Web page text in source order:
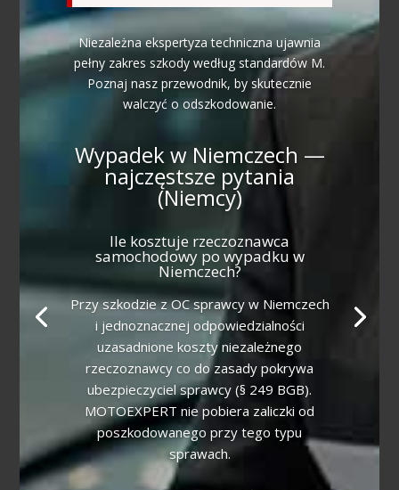
Niezależna ekspertyza techniczna ujawnia
pełny zakres szkody według standardów M.
Poznaj nasz przewodnik, by skutecznie
walczyć o odszkodowanie.
Wypadek w Niemczech —
najczęstsze pytania
(Niemcy)
Ile kosztuje rzeczoznawca
samochodowy po wypadku w
Niemczech?
Przy szkodzie z OC sprawcy w Niemczech
i jednoznacznej odpowiedzialności
uzasadnione koszty niezależnego
rzeczoznawcy co do zasady pokrywa
ubezpieczyciel sprawcy (§ 249 BGB).
MOTOEXPERT nie pobiera zaliczki od
poszkodowanego przy tego typu
sprawach.